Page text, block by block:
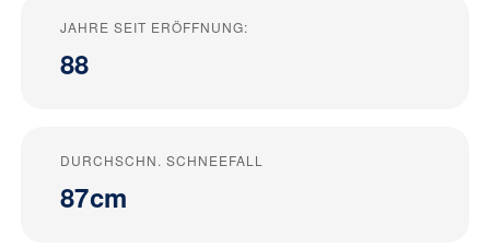
JAHRE SEIT ERÖFFNUNG:
88
DURCHSCHN. SCHNEEFALL
87cm